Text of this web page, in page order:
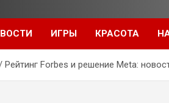
ИГРЫ КРАСОТА
Рейтинг Forbes и решение Meta: